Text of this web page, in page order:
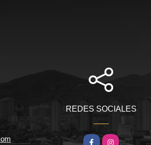
REDES SOCIALES
Facebook
Instagram